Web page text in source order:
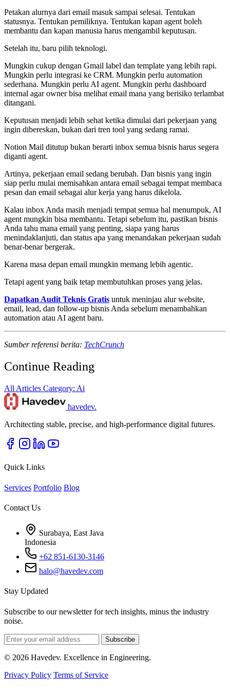
Petakan alurnya dari email masuk sampai selesai. Tentukan
statusnya. Tentukan pemiliknya. Tentukan kapan agent boleh
membantu dan kapan manusia harus mengambil keputusan.
Setelah itu, baru pilih teknologi.
Mungkin cukup dengan Gmail label dan template yang lebih rapi.
Mungkin perlu integrasi ke CRM. Mungkin perlu automation
sederhana. Mungkin perlu AI agent. Mungkin perlu dashboard
internal agar owner bisa melihat email mana yang berisiko terlambat
ditangani.
Keputusan menjadi lebih sehat ketika dimulai dari pekerjaan yang
ingin dibereskan, bukan dari tren tool yang sedang ramai.
Notion Mail ditutup bukan berarti inbox semua bisnis harus segera
diganti agent.
Artinya, pekerjaan email sedang berubah. Dan bisnis yang ingin
siap perlu mulai memisahkan antara email sebagai tempat membaca
pesan dan email sebagai alur kerja yang harus dikelola.
Kalau inbox Anda masih menjadi tempat semua hal menumpuk, AI
agent mungkin bisa membantu. Tetapi sebelum itu, pastikan bisnis
Anda tahu mana email yang penting, siapa yang harus
menindaklanjuti, dan status apa yang menandakan pekerjaan sudah
benar-benar bergerak.
Karena masa depan email mungkin memang lebih agentic.
Tetapi agent yang baik tetap membutuhkan proses yang jelas.
Dapatkan Audit Teknis Gratis untuk meninjau alur website,
email, lead, dan follow-up bisnis Anda sebelum menambahkan
automation atau AI agent baru.
Sumber referensi berita: TechCrunch
Continue Reading
All Articles Category: Ai
havedev.
Architecting stable, precise, and high-performance digital futures.
Quick Links
Services Portfolio Blog
Contact Us
Surabaya, East Java
Indonesia
+62 851-6130-3146
halo@havedev.com
Stay Updated
Subscribe to our newsletter for tech insights, minus the industry
noise.
Subscribe
© 2026 Havedev. Excellence in Engineering.
Privacy Policy Terms of Service